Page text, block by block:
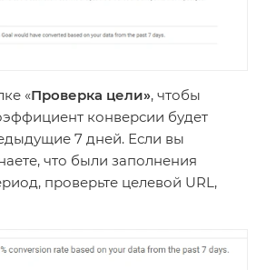
«Проверка цели», чтобы
конверсии будет
7 дней. Если вы
что были заполнения
проверьте целевой URL,